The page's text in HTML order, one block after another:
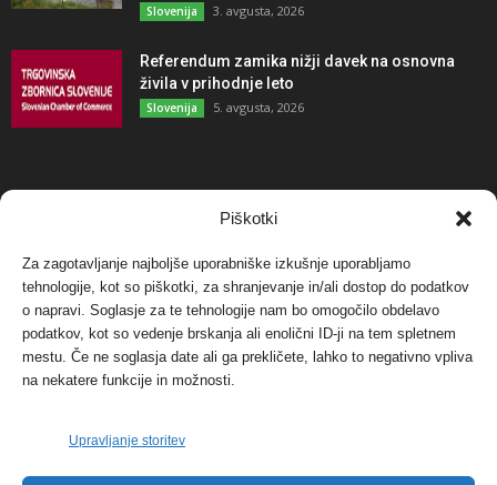
Piškotki
Za zagotavljanje najboljše uporabniške izkušnje uporabljamo
tehnologije, kot so piškotki, za shranjevanje in/ali dostop do podatkov
o napravi. Soglasje za te tehnologije nam bo omogočilo obdelavo
podatkov, kot so vedenje brskanja ali enolični ID-ji na tem spletnem
mestu. Če ne soglasja date ali ga prekličete, lahko to negativno vpliva
na nekatere funkcije in možnosti.
Upravljanje storitev
Slovenija 3. avgusta, 2026
Referendum zamika nižji davek na osnovna
živila v prihodnje leto
Slovenija 5. avgusta, 2026
NAJBOLJ KOMENTIRANO
Protest proti vetrnim elektrarnam na Ojstrici, v
svetu pa vedno bolj...
Dogodki 12. maja, 2017
Tožilstvo v Celovcu v korist elektrarnam
Verbund
FOTO: Razstava cvetličarskega mojstra Andreja